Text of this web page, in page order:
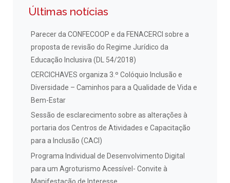
Últimas notícias
Parecer da CONFECOOP e da FENACERCI sobre a
proposta de revisão do Regime Jurídico da
Educação Inclusiva (DL 54/2018)
CERCICHAVES organiza 3.º Colóquio Inclusão e
Diversidade – Caminhos para a Qualidade de Vida e
Bem-Estar
Sessão de esclarecimento sobre as alterações à
portaria dos Centros de Atividades e Capacitação
para a Inclusão (CACI)
Programa Individual de Desenvolvimento Digital
para um Agroturismo Acessível- Convite à
Manifestação de Interesse